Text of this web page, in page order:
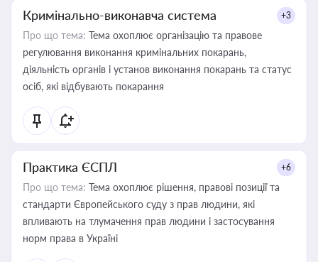
Кримінально-виконавча система +3
Про що тема: Тема охоплює організацію та правове
регулювання виконання кримінальних покарань,
діяльність органів і установ виконання покарань та статус
осіб, які відбувають покарання
Практика ЄСПЛ +6
Про що тема: Тема охоплює рішення, правові позиції та
стандарти Європейського суду з прав людини, які
впливають на тлумачення прав людини і застосування
норм права в Україні